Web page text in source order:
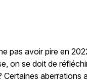
pas avoir pire en
on se doit de
aberrations